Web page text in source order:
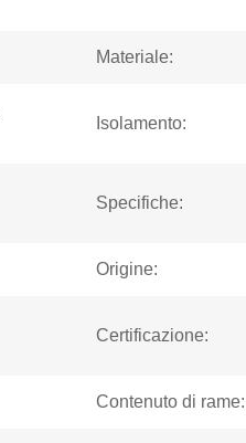
Materiale:
Isolamento:
Specifiche:
Origine:
Certificazione:
Contenuto di rame: